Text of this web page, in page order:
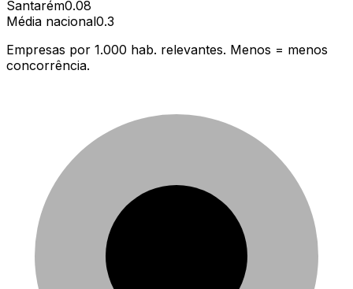
Santarém0.08
Média nacional0.3
Empresas por 1.000 hab. relevantes. Menos = menos
concorrência.